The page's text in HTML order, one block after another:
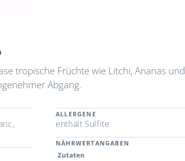
tropische Früchte wie Litchi, Ananas und
Abgang.
ALLERGENE
enthält Sulfite
NÄHRWERTANGABEN
Zutaten